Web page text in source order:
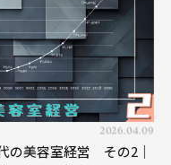
2026.04.09
美容室経営 その2｜